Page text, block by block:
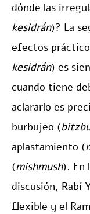
dónde las
kesidrán)? La
efectos
kesidrán) es
cuando tiene
aclararlo es
burbujeo (
aplastamiento (
(mishmush). En
discusión, Rabí
flexible y el